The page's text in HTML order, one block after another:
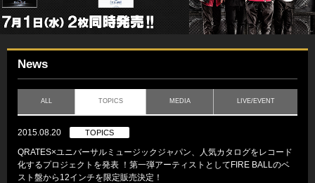
News
ALL TOPICS MEDIA LIVE/EVENT
2015.08.20 TOPICS
QRATES×ユニバーサルミュージックジャパン、人気カタログをレコード
化するプロジェクトを発表 ！第一弾アーティストとしてFIRE BALLのベ
スト盤から12インチを限定販売決定！